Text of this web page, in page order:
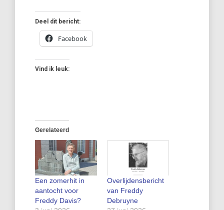
Deel dit bericht:
Facebook
Vind ik leuk:
Gerelateerd
Een zomerhit in
aantocht voor
Freddy Davis?
Overlijdensbericht
van Freddy
Debruyne